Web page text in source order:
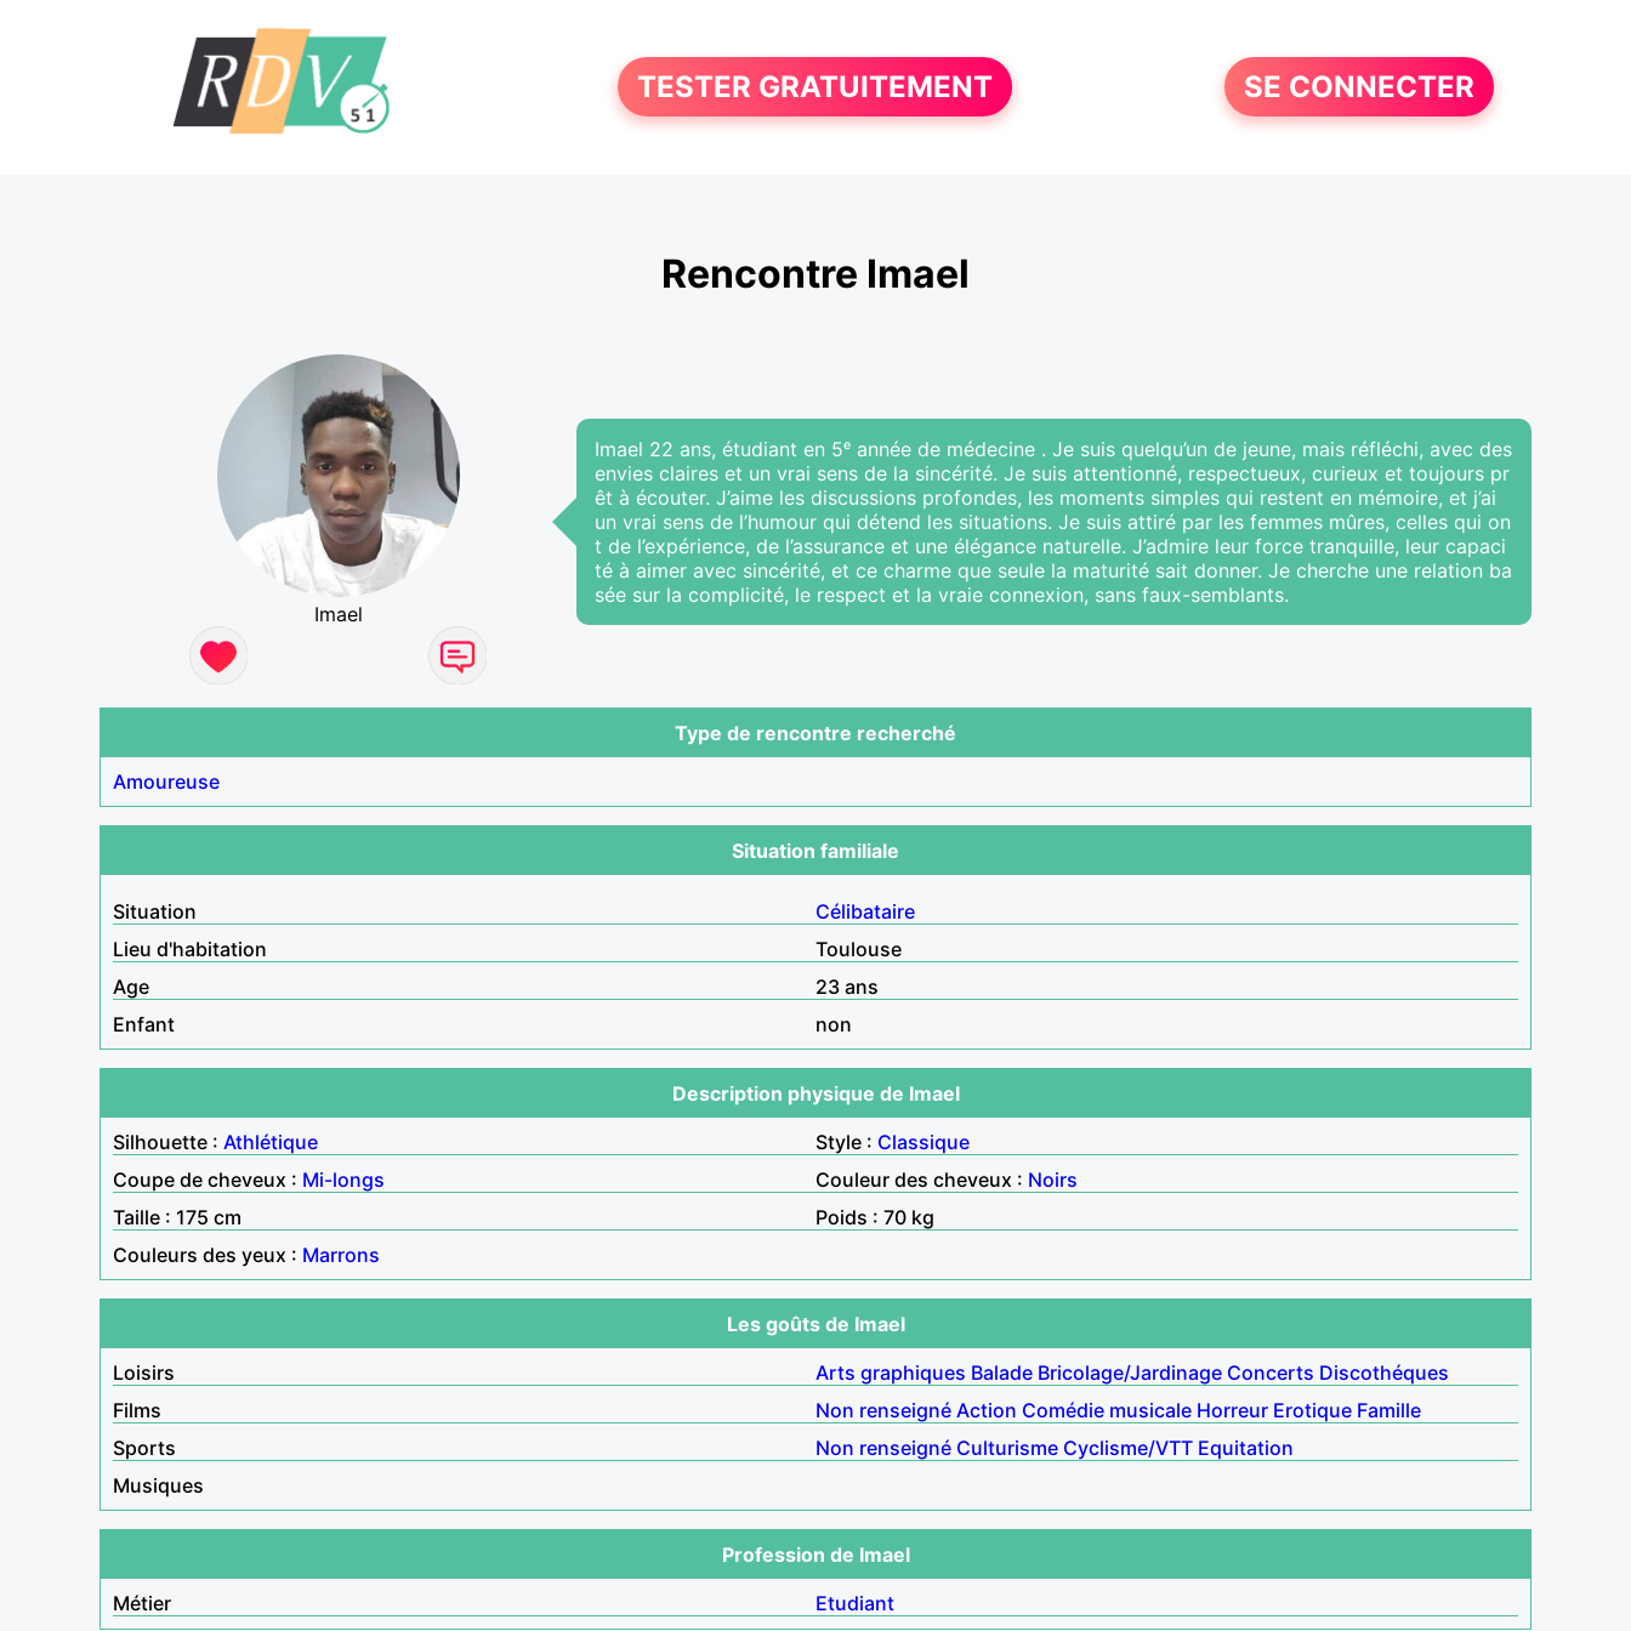
TESTER GRATUITEMENT SE CONNECTER
Rencontre Imael
Imael
Imael 22 ans, étudiant en 5ᵉ année de médecine . Je suis quelqu’un de jeune, mais réfléchi, avec des
envies claires et un vrai sens de la sincérité. Je suis attentionné, respectueux, curieux et toujours pr
êt à écouter. J’aime les discussions profondes, les moments simples qui restent en mémoire, et j’ai
un vrai sens de l’humour qui détend les situations. Je suis attiré par les femmes mûres, celles qui on
t de l’expérience, de l’assurance et une élégance naturelle. J’admire leur force tranquille, leur capaci
té à aimer avec sincérité, et ce charme que seule la maturité sait donner. Je cherche une relation ba
sée sur la complicité, le respect et la vraie connexion, sans faux-semblants.
Type de rencontre recherché
Amoureuse
Situation familiale
Situation
Célibataire
Lieu d'habitation
Toulouse
Age
23 ans
Enfant
non
Description physique de Imael
Silhouette : Athlétique Style : Classique
Coupe de cheveux : Mi-longs Couleur des cheveux : Noirs
Taille : 175 cm
Poids : 70 kg
Couleurs des yeux : Marrons
Les goûts de Imael
Loisirs
Arts graphiques Balade Bricolage/Jardinage Concerts Discothéques
Films
Non renseigné Action Comédie musicale Horreur Erotique Famille
Sports
Non renseigné Culturisme Cyclisme/VTT Equitation
Musiques
Profession de Imael
Métier
Etudiant